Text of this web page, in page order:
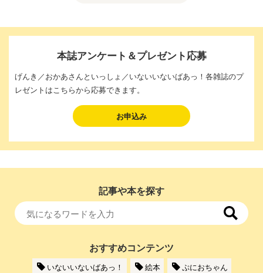
本誌アンケート＆プレゼント応募
げんき／おかあさんといっしょ／いないいないばあっ！各雑誌のプ
レゼントはこちらから応募できます。
お申込み
記事や本を探す
おすすめコンテンツ
いないいないばあっ！ 絵本
ぷにおちゃん